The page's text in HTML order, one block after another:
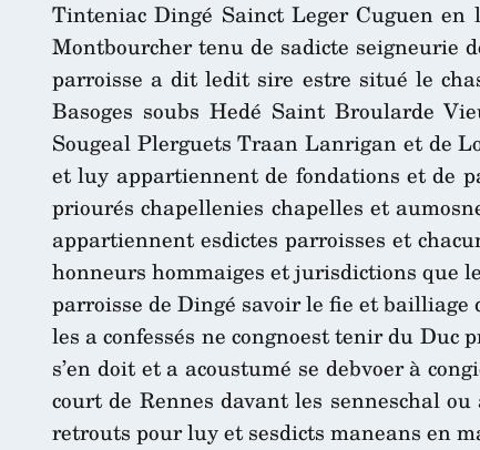
Tinteniac Dingé Sainct Leger Cuguen
Montbourcher tenu de sadicte seigneurie
parroisse a dit ledit sire estre situé le
Basoges soubs Hedé Saint Broularde
Sougeal Plerguets Traan Lanrigan et de
et luy appartiennent de fondations et de
priourés chapellenies chapelles et
appartiennent esdictes parroisses et
honneurs hommaiges et jurisdictions que
parroisse de Dingé savoir le fie et
les a confessés ne congnoest tenir du Duc
s’en doit et a acoustumé se debvoer à
court de Rennes davant les senneschal
retrouts pour luy et sesdicts maneans en